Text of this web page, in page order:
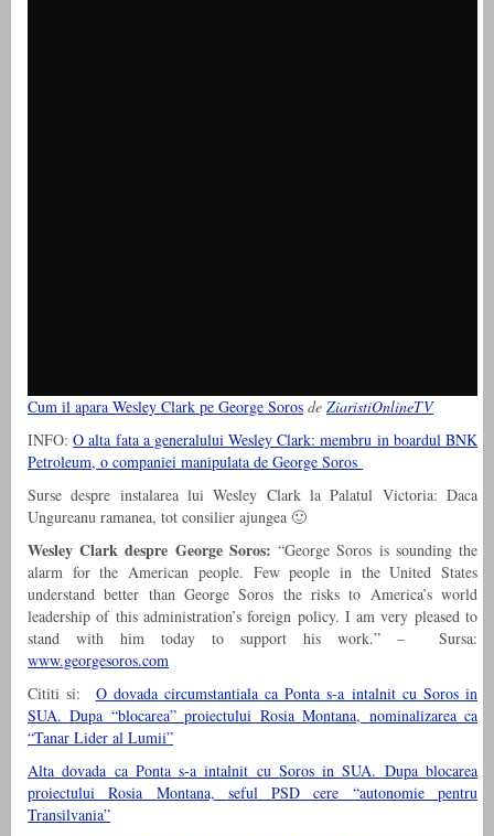
Cum il apara Wesley Clark pe George Soros de ZiaristiOnlineTV
INFO:O alta fata a generalului Wesley Clark: membru in boardul BNK
Petroleum, o companiei manipulata de George Soros
Surse despre instalarea lui Wesley Clark la Palatul Victoria: Daca
Ungureanu ramanea, tot consilier ajungea 🙂
Wesley Clark despre George Soros:“George Soros is sounding the
alarm for the American people. Few people in the United States
understand better than George Soros the risks to America’s world
leadership of this administration’s foreign policy. I am very pleased to
stand with him today to support his work.” – Sursa:
www.georgesoros.com
Cititi si: O dovada circumstantiala ca Ponta s-a intalnit cu Soros in
SUA. Dupa “blocarea” proiectului Rosia Montana, nominalizarea ca
“Tanar Lider al Lumii”
Alta dovada ca Ponta s-a intalnit cu Soros in SUA. Dupa blocarea
proiectului Rosia Montana, seful PSD cere “autonomie pentru
Transilvania”